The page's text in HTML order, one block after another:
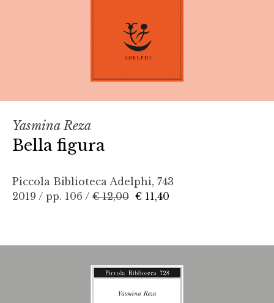
Yasmina Reza
Bella figura
Piccola Biblioteca Adelphi, 743
2019 / pp. 106 / € 12,00 € 11,40